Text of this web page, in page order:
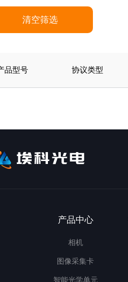
清空筛选
品型号 协议类型
产品中心
相机
图像采集卡
智能光学单元